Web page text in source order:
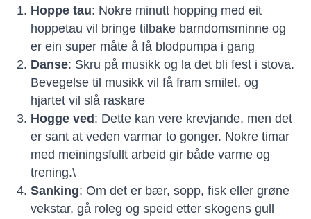
Hoppe tau: Nokre minutt hopping med eit
hoppetau vil bringe tilbake barndomsminne og
er ein super måte å få blodpumpa i gang
Danse: Skru på musikk og la det bli fest i stova.
Bevegelse til musikk vil få fram smilet, og
hjartet vil slå raskare
Hogge ved : Dette kan vere krevjande, men det
er sant at veden varmar to gonger. Nokre timar
med meiningsfullt arbeid gir både varme og
trening.\
Sanking: Om det er bær, sopp, fisk eller grøne
vekstar, gå roleg og speid etter skogens gull